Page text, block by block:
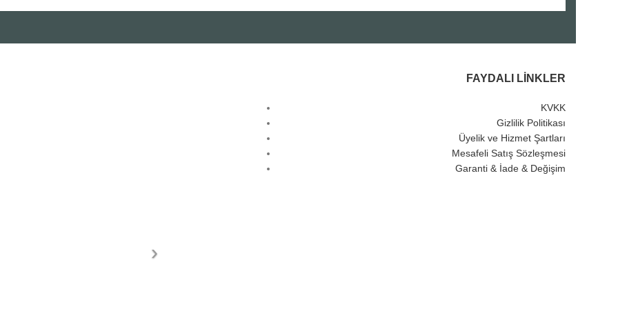
FAYDALI LINKLER
KVKK
Gizlilik Politikası
Üyelik ve Hizmet Şartları
Mesafeli Satış Sözleşmesi
Garanti & İade & Değişim